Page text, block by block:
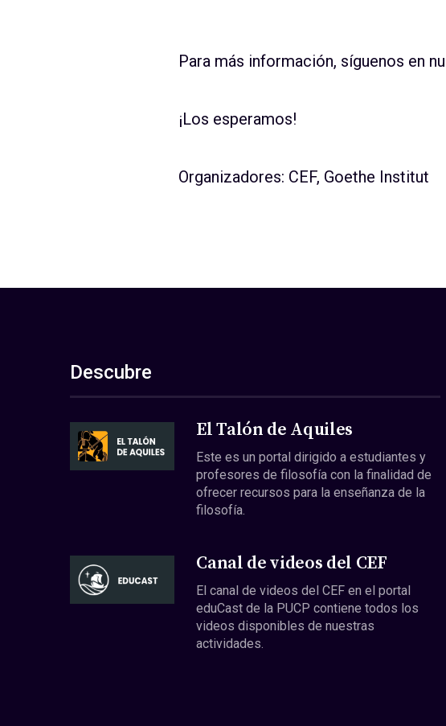
Para más información, síguenos en
¡Los esperamos!
Organizadores: CEF, Goethe Institut
Descubre
El Talón de Aquiles
Este es un portal dirigido a estudiantes y
profesores de filosofía con la finalidad de
ofrecer recursos para la enseñanza de la
filosofía.
Canal de videos del CEF
El canal de videos del CEF en el portal
eduCast de la PUCP contiene todos los
videos disponibles de nuestras
actividades.